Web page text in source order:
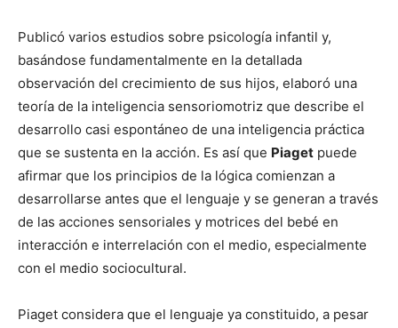
Publicó varios estudios sobre psicología infantil y,
basándose fundamentalmente en la detallada
observación del crecimiento de sus hijos, elaboró una
teoría de la inteligencia sensoriomotriz que describe el
desarrollo casi espontáneo de una inteligencia práctica
que se sustenta en la acción. Es así que Piaget puede
afirmar que los principios de la lógica comienzan a
desarrollarse antes que el lenguaje y se generan a través
de las acciones sensoriales y motrices del bebé en
interacción e interrelación con el medio, especialmente
con el medio sociocultural.
Piaget considera que el lenguaje ya constituido, a pesar